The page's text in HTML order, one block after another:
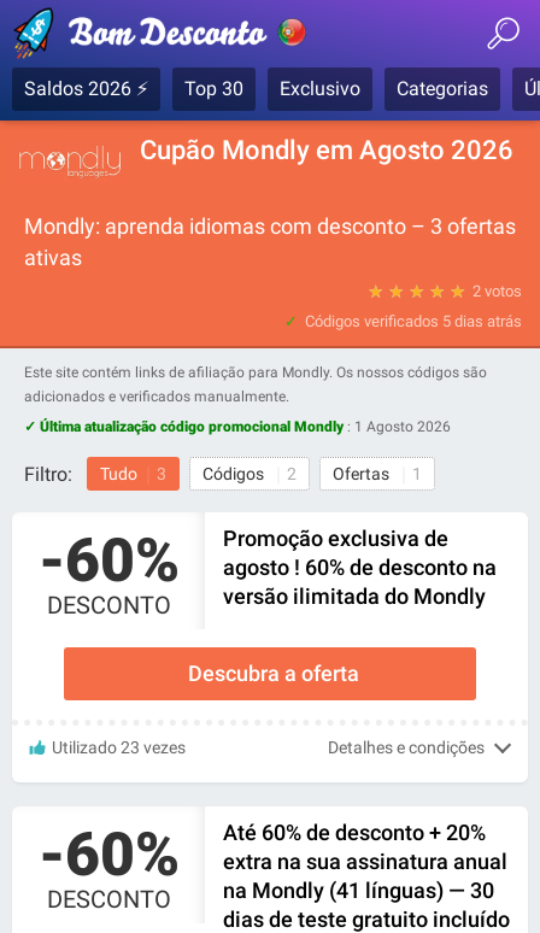
Saldos 2026 ⚡ Top 30 Exclusivo Categorias
Cupão Mondly em Agosto 2026
Mondly: aprenda idiomas com desconto – 3 ofertas
ativas
2 votos
★
★
★
★
★
Códigos verificados 5 dias atrás
Este site contém links de afiliação para Mondly. Os nossos códigos são
adicionados e verificados manualmente.
✓ Última atualização código promocional Mondly : 1 Agosto 2026
Filtro: Tudo 3 Códigos 2 Ofertas 1
-60%
DESCONTO
Promoção exclusiva de
agosto ! 60% de desconto na
versão ilimitada do Mondly
Descubra a oferta
Utilizado 23 vezes Detalhes e condições
-60%
DESCONTO
Até 60% de desconto + 20%
extra na sua assinatura anual
na Mondly (41 línguas) — 30
dias de teste gratuito incluído